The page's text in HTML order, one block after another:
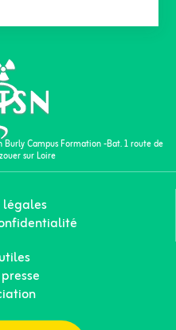
Burly Campus Formation -Bat. 1 route de
sur Loire
légales